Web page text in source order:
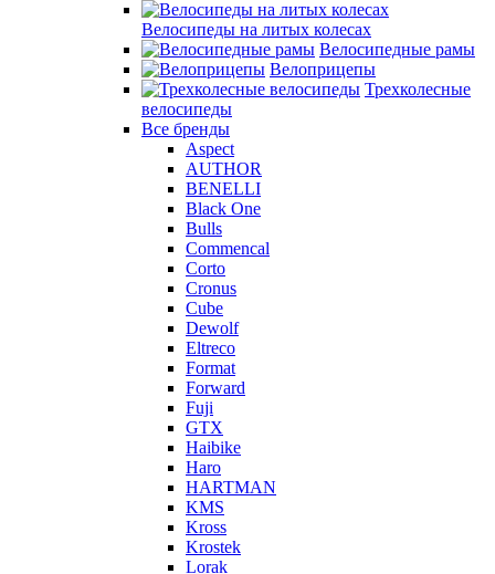
Велосипеды на литых колесах
Велосипедные рамы
Велоприцепы
Трехколесные
велосипеды
Все бренды
Aspect
AUTHOR
BENELLI
Black One
Bulls
Commencal
Corto
Cronus
Cube
Dewolf
Eltreco
Format
Forward
Fuji
GTX
Haibike
Haro
HARTMAN
KMS
Kross
Krostek
Lorak